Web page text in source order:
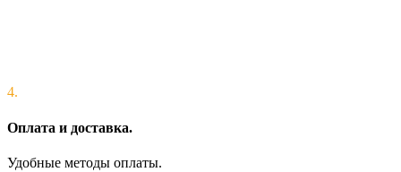
4.
Оплата и доставка.
Удобные методы оплаты.